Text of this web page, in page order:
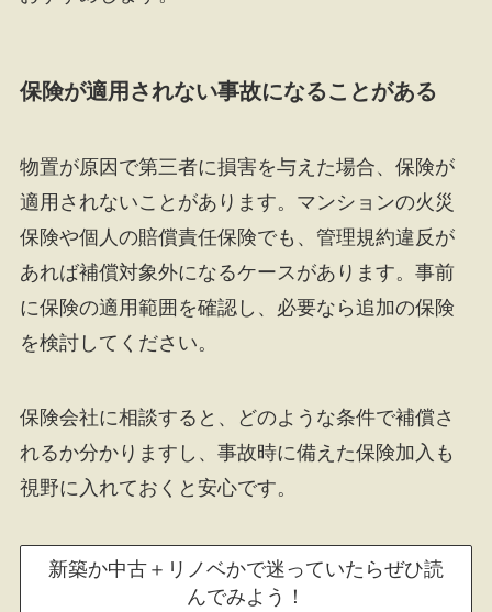
保険が適用されない事故になることがある
物置が原因で第三者に損害を与えた場合、保険が
適用されないことがあります。マンションの火災
保険や個人の賠償責任保険でも、管理規約違反が
あれば補償対象外になるケースがあります。事前
に保険の適用範囲を確認し、必要なら追加の保険
を検討してください。
保険会社に相談すると、どのような条件で補償さ
れるか分かりますし、事故時に備えた保険加入も
視野に入れておくと安心です。
新築か中古＋リノベかで迷っていたらぜひ読
んでみよう！